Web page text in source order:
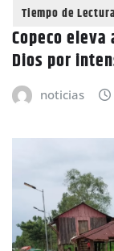
Copeco
Dios por
noticias